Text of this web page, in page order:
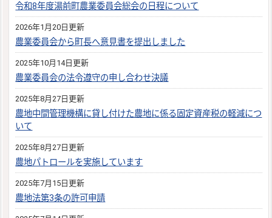
令和8年度湯前町農業委員会総会の日程について
2026年1月20日更新
農業委員会から町長へ意見書を提出しました
2025年10月14日更新
農業委員会の法令遵守の申し合わせ決議
2025年8月27日更新
農地中間管理機構に貸し付けた農地に係る固定資産税の軽減につ
いて
2025年8月27日更新
農地パトロールを実施しています
2025年7月15日更新
農地法第3条の許可申請